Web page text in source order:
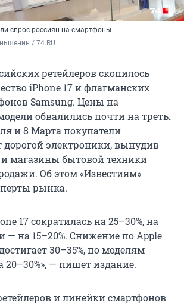
спрос россиян на смартфоны
/ 74.RU
ретейлеров скопилось
iPhone 17 и флагманских
Samsung. Цены на
обвалились почти на треть.
и 8 Марта покупатели
дорогой электроники, вынудив
магазины бытовой техники
Об этом «Известиям»
рынка.
17 сократилась на 25–30%, на
— на 15–20%. Снижение по Apple
30–35%, по моделям
— пишет издание.
и линейки смартфонов